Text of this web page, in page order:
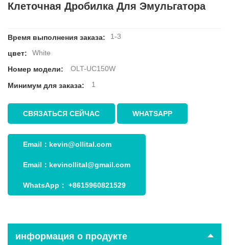
Клеточная Дробилка Для Эмульгатора
Время выполнения заказа: 1-3
цвет: White
Номер модели: OLT-UC150W
Минимум для заказа: 1
СВЯЗАТЬСЯ СЕЙЧАС WHATSAPP
Email： kevin@ollital.com
Email： kevinollital@gmail.com
WhatsApp： +8615960821529
информация о продукте